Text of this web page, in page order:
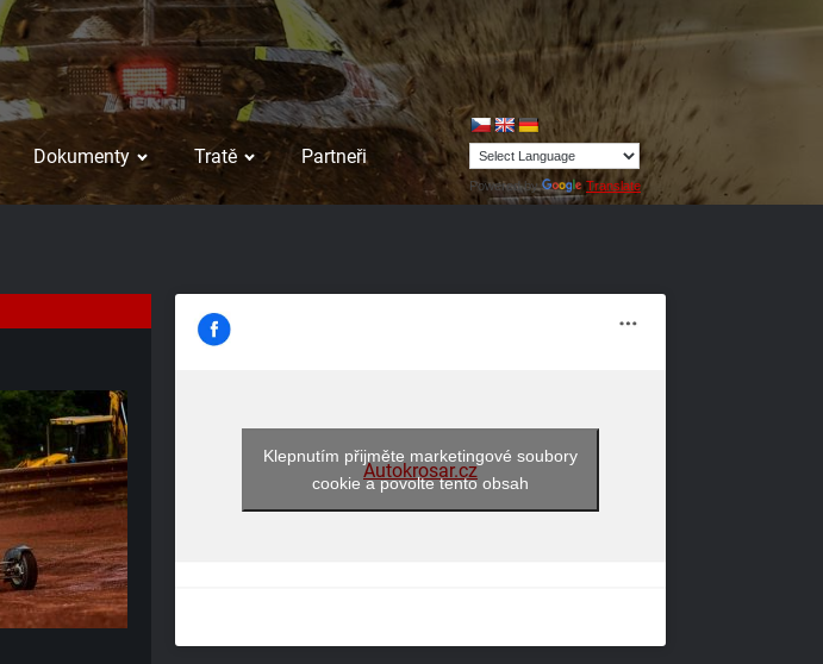
Dokumenty Tratě Partneři
Powered by Translate
Autokrosar.cz
Klepnutím přijměte marketingové soubory
cookie a povolte tento obsah